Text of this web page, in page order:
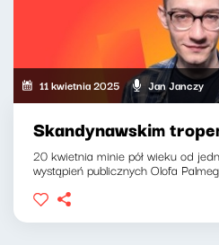
11 kwietnia 2025 Jan Janczy
Skandynawskim
20 kwietnia minie pół wieku od
wystąpień publicznych Olofa